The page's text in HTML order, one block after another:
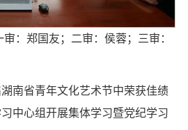
友；二审：侯蓉；三审：
南省青年文化艺术节中荣获佳绩
中心组开展集体学习暨党纪学习